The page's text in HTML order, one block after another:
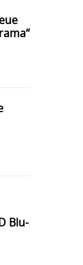
Blu-